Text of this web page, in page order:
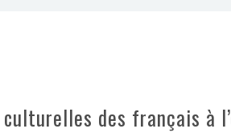
des français à